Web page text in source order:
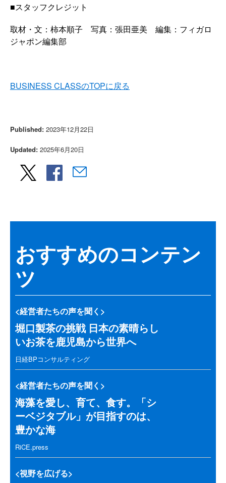
■スタッフクレジット
取材・文：柿本順子 写真：張田亜美 編集：フィガロ
ジャポン編集部
BUSINESS CLASSのTOPに戻る
Published: 2023年12月22日
Updated: 2025年6月20日
おすすめのコンテン
ツ
<経営者たちの声を聞く>
堀口製茶の挑戦 日本の素晴らし
いお茶を鹿児島から世界へ
日経BPコンサルティング
<経営者たちの声を聞く>
海藻を愛し、育て、食す。「シ
ーベジタブル」が目指すのは、
豊かな海
RiCE.press
<視野を広げる>